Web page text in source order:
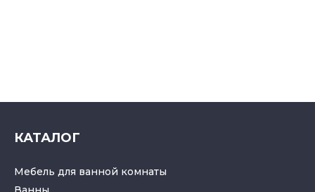
КАТАЛОГ
Мебель для ванной комнаты